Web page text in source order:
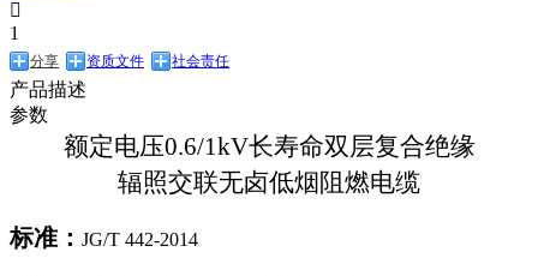

1
分享 资质文件 社会责任
产品描述
参数
额定电压0.6/1kV长寿命双层复合绝缘
辐照交联无卤低烟阻燃电缆
标准： JG/T 442-2014